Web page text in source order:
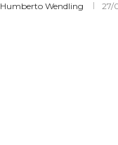
Humberto Wendling 27/